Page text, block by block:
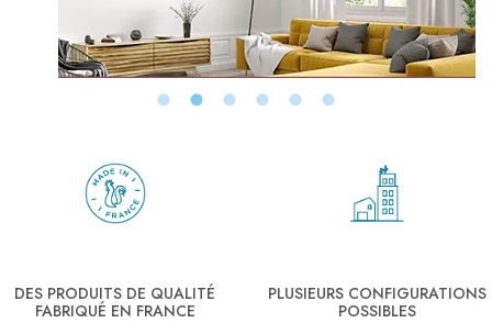
DES PRODUITS DE QUALITÉ
FABRIQUÉ EN FRANCE
PLUSIEURS CONFIGURATIONS
POSSIBLES